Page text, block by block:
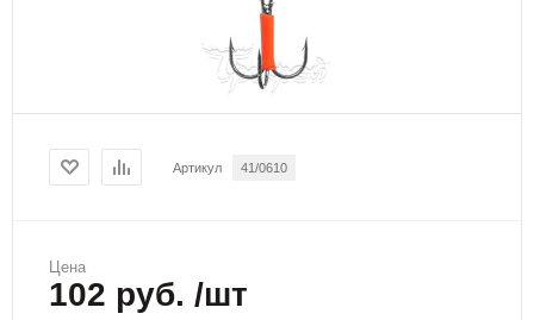
Артикул 41/0610
Цена
102 руб. /шт